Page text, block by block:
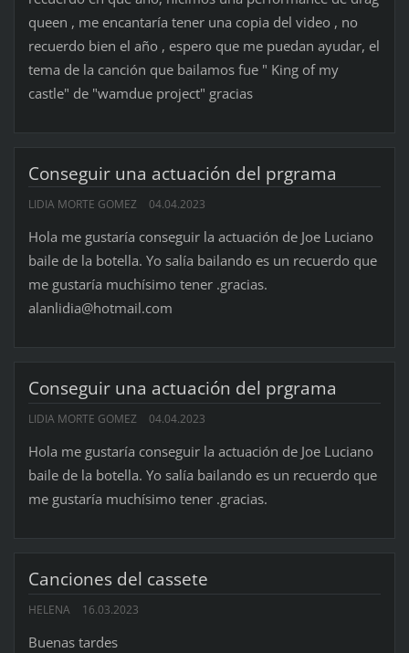
queen , me encantaría tener una copia del video , no
recuerdo bien el año , espero que me puedan ayudar, el
tema de la canción que bailamos fue " King of my
castle" de "wamdue project" gracias
Conseguir una actuación del prgrama
LIDIA MORTE GOMEZ 04.04.2023
Hola me gustaría conseguir la actuación de Joe Luciano
baile de la botella. Yo salía bailando es un recuerdo que
me gustaría muchísimo tener .gracias.
alanlidia@hotmail.com
Conseguir una actuación del prgrama
LIDIA MORTE GOMEZ 04.04.2023
Hola me gustaría conseguir la actuación de Joe Luciano
baile de la botella. Yo salía bailando es un recuerdo que
me gustaría muchísimo tener .gracias.
Canciones del cassete
HELENA 16.03.2023
Buenas tardes